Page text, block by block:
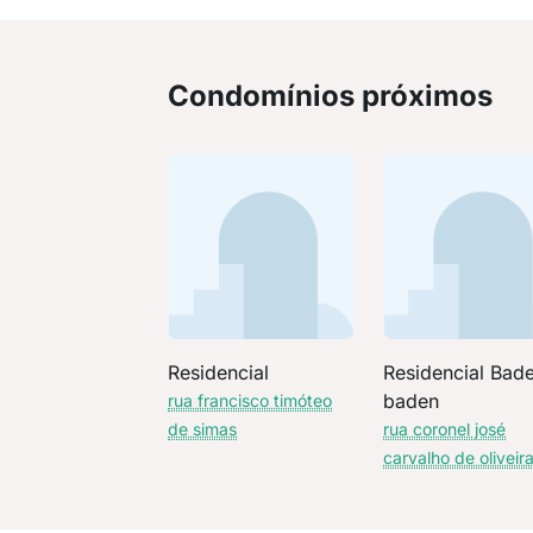
Condomínios próximos
Residencial
rua francisco timóteo
de simas
Residencial
baden
rua coronel josé
carvalho de oliveira